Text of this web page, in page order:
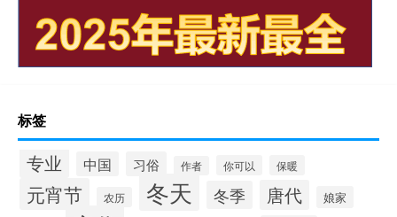
标签
专业 中国 习俗 作者 你可以 保暖
元宵节 农历 冬天 冬季 唐代 娘家